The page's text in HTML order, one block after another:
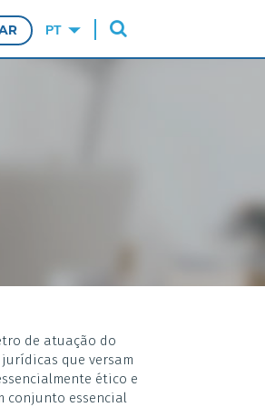
de atuação do
que versam
ético e
conjunto essencial